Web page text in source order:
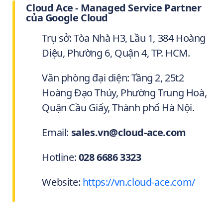
Cloud Ace - Managed Service Partner
của Google Cloud
Trụ sở: Tòa Nhà H3, Lầu 1, 384 Hoàng
Diệu, Phường 6, Quận 4, TP. HCM.
Văn phòng đại diện: Tầng 2, 25t2
Hoàng Đạo Thúy, Phường Trung Hoà,
Quận Cầu Giấy, Thành phố Hà Nội.
Email: sales.vn@cloud-ace.com
Hotline:028 6686 3323
Website: https://vn.cloud-ace.com/